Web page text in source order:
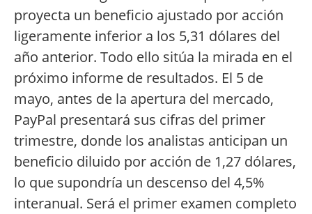
proyecta un beneficio ajustado por acción
ligeramente inferior a los 5,31 dólares del
año anterior. Todo ello sitúa la mirada en el
próximo informe de resultados. El 5 de
mayo, antes de la apertura del mercado,
PayPal presentará sus cifras del primer
trimestre, donde los analistas anticipan un
beneficio diluido por acción de 1,27 dólares,
lo que supondría un descenso del 4,5%
interanual. Será el primer examen completo